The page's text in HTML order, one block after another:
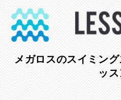
メガロスのスイミン
ッ